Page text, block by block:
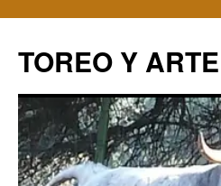
TOREO Y ARTE